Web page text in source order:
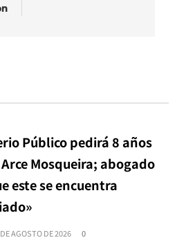
Público pedirá 8 años
Mosqueira; abogado
este se encuentra
AGOSTO DE 2026 0